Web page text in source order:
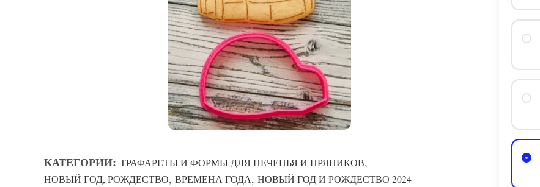
КАТЕГОРИИ: ТРАФАРЕТЫ И ФОРМЫ ДЛЯ ПЕЧЕНЬЯ И ПРЯНИКОВ,
НОВЫЙ ГОД, РОЖДЕСТВО, ВРЕМЕНА ГОДА, НОВЫЙ ГОД И РОЖДЕСТВО 2024